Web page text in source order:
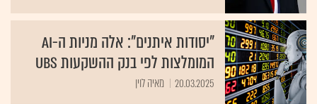
"יסודות איתנים": אלה מניות ה-AI
המומלצות לפי בנק ההשקעות UBS
20.03.2025 מאיה לוין